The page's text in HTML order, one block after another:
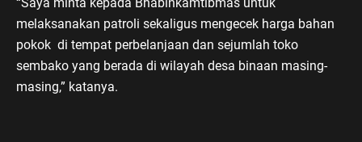
“Saya minta kepada Bhabinkamtibmas untuk
melaksanakan patroli sekaligus mengecek harga bahan
pokok di tempat perbelanjaan dan sejumlah toko
sembako yang berada di wilayah desa binaan masing-
masing,” katanya.